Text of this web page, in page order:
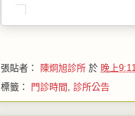
張貼者： 陳炯旭診所 於 晚上9:11
標籤： 門診時間 診所公告